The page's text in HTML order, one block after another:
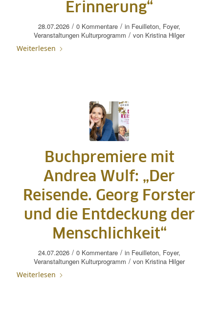
Erinnerung“
28.07.2026 / 0 Kommentare / in Feuilleton, Foyer,
Veranstaltungen Kulturprogramm / von Kristina Hilger
Weiterlesen
Buchpremiere mit
Andrea Wulf: „Der
Reisende. Georg Forster
und die Entdeckung der
Menschlichkeit“
24.07.2026 / 0 Kommentare / in Feuilleton, Foyer,
Veranstaltungen Kulturprogramm / von Kristina Hilger
Weiterlesen